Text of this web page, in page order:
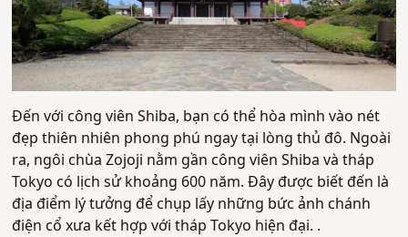
Đến với công viên Shiba, bạn có thể hòa mình vào nét
đẹp thiên nhiên phong phú ngay tại lòng thủ đô. Ngoài
ra, ngôi chùa Zojoji nằm gần công viên Shiba và tháp
Tokyo có lịch sử khoảng 600 năm. Đây được biết đến là
địa điểm lý tưởng để chụp lấy những bức ảnh chánh
điện cổ xưa kết hợp với tháp Tokyo hiện đại. .